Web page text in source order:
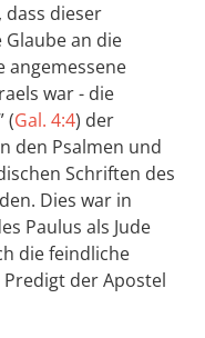
dass dieser
an die
angemessene
war - die
(Gal. 4:4) der
den Psalmen und
Schriften des
Dies war in
Paulus als Jude
die feindliche
der Apostel